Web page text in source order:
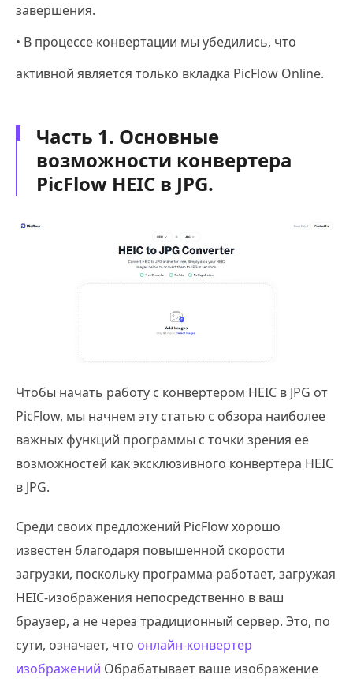
завершения.
• В процессе конвертации мы убедились, что
активной является только вкладка PicFlow Online.
Часть 1. Основные
возможности конвертера
PicFlow HEIC в JPG.
Чтобы начать работу с конвертером HEIC в JPG от
PicFlow, мы начнем эту статью с обзора наиболее
важных функций программы с точки зрения ее
возможностей как эксклюзивного конвертера HEIC
в JPG.
Среди своих предложений PicFlow хорошо
известен благодаря повышенной скорости
загрузки, поскольку программа работает, загружая
HEIC-изображения непосредственно в ваш
браузер, а не через традиционный сервер. Это, по
сути, означает, что онлайн-конвертер
изображений Обрабатывает ваше изображение